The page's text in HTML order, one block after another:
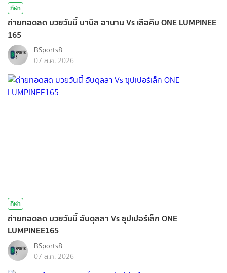
กีฬา
ถ่ายทอดสด มวยวันนี้ นาบิล อานาน Vs เสือคิม ONE LUMPINEE
165
BSports8
07 ส.ค. 2026
กีฬา
ถ่ายทอดสด มวยวันนี้ อับดุลลา Vs ซุปเปอร์เล็ก ONE
LUMPINEE165
BSports8
07 ส.ค. 2026